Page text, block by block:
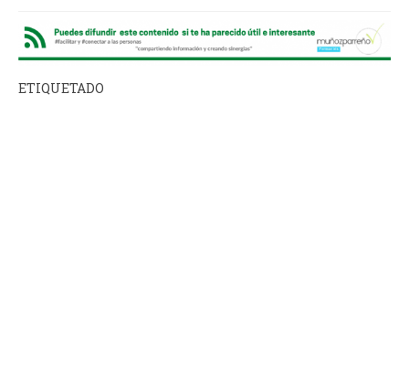
ETIQUETADO